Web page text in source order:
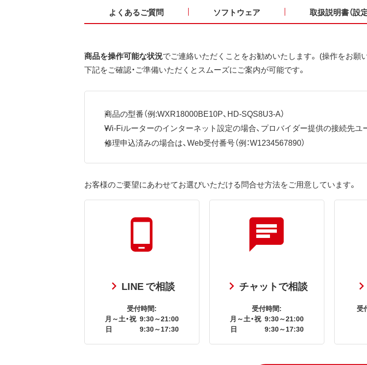
よくあるご質問 ソフトウェア 取扱説明書（設
商品を操作可能な状況でご連絡いただくことをお勧めいたします。 (操作をお願
下記をご確認・ご準備いただくとスムーズにご案内が可能です。
商品の型番（例:WXR18000BE10P、HD-SQS8U3-A）
Wi-Fiルーターのインターネット設定の場合、プロバイダー提供の接続先
修理申込済みの場合は、Web受付番号（例：W1234567890）
お客様のご要望にあわせてお選びいただける問合せ方法をご用意しています。
LINE で相談
受付時間:
月～土・祝 9:30～21:00
日
9:30～17:30
チャットで相談
受付時間:
月～土・祝 9:30～21:00
日
9:30～17:30
受